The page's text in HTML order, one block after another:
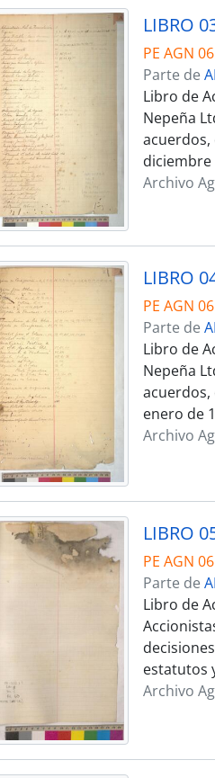
LIBRO
PE AGN
Parte de
Libro de
Nepeña
acuerdos,
diciembre
Archivo
LIBRO
PE AGN
Parte de
Libro de
Nepeña
acuerdos,
enero de
Archivo
LIBRO
PE AGN
Parte de
Libro de
estatutos
Archivo